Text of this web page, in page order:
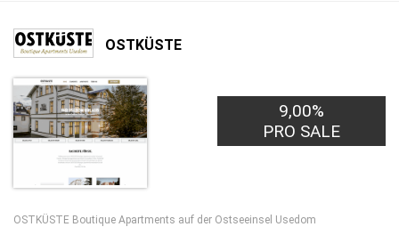
OSTKÜSTE
9,00%
PRO SALE
OSTKÜSTE Boutique Apartments auf der Ostseeinsel Usedom